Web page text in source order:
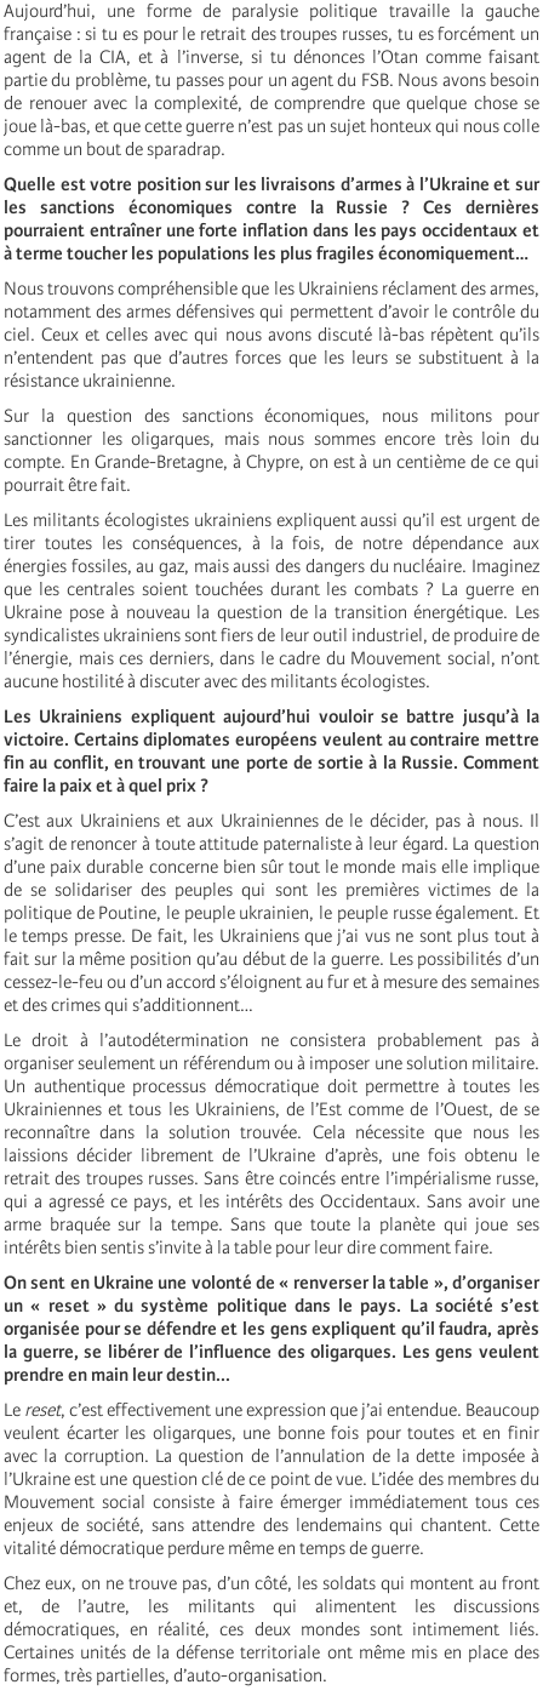
Aujourd’hui, une forme de paralysie politique travaille la gauche
française : si tu es pour le retrait des troupes russes, tu es forcément un
agent de la CIA, et à l’inverse, si tu dénonces l’Otan comme faisant
partie du problème, tu passes pour un agent du FSB. Nous avons besoin
de renouer avec la complexité, de comprendre que quelque chose se
joue là-bas, et que cette guerre n’est pas un sujet honteux qui nous colle
comme un bout de sparadrap.
Quelle est votre position sur les livraisons d’armes à l’Ukraine et sur
les sanctions économiques contre la Russie ? Ces dernières
pourraient entraîner une forte inflation dans les pays occidentaux et
à terme toucher les populations les plus fragiles économiquement…
Nous trouvons compréhensible que les Ukrainiens réclament des armes,
notamment des armes défensives qui permettent d’avoir le contrôle du
ciel. Ceux et celles avec qui nous avons discuté là-bas répètent qu’ils
n’entendent pas que d’autres forces que les leurs se substituent à la
résistance ukrainienne.
Sur la question des sanctions économiques, nous militons pour
sanctionner les oligarques, mais nous sommes encore très loin du
compte. En Grande-Bretagne, à Chypre, on est à un centième de ce qui
pourrait être fait.
Les militants écologistes ukrainiens expliquent aussi qu’il est urgent de
tirer toutes les conséquences, à la fois, de notre dépendance aux
énergies fossiles, au gaz, mais aussi des dangers du nucléaire. Imaginez
que les centrales soient touchées durant les combats ? La guerre en
Ukraine pose à nouveau la question de la transition énergétique. Les
syndicalistes ukrainiens sont fiers de leur outil industriel, de produire de
l’énergie, mais ces derniers, dans le cadre du Mouvement social, n’ont
aucune hostilité à discuter avec des militants écologistes.
Les Ukrainiens expliquent aujourd’hui vouloir se battre jusqu’à la
victoire. Certains diplomates européens veulent au contraire mettre
fin au conflit, en trouvant une porte de sortie à la Russie. Comment
faire la paix et à quel prix ?
C’est aux Ukrainiens et aux Ukrainiennes de le décider, pas à nous. Il
s’agit de renoncer à toute attitude paternaliste à leur égard. La question
d’une paix durable concerne bien sûr tout le monde mais elle implique
de se solidariser des peuples qui sont les premières victimes de la
politique de Poutine, le peuple ukrainien, le peuple russe également. Et
le temps presse. De fait, les Ukrainiens que j’ai vus ne sont plus tout à
fait sur la même position qu’au début de la guerre. Les possibilités d’un
cessez-le-feu ou d’un accord s’éloignent au fur et à mesure des semaines
et des crimes qui s’additionnent…
Le droit à l’autodétermination ne consistera probablement pas à
organiser seulement un référendum ou à imposer une solution militaire.
Un authentique processus démocratique doit permettre à toutes les
Ukrainiennes et tous les Ukrainiens, de l’Est comme de l’Ouest, de se
reconnaître dans la solution trouvée. Cela nécessite que nous les
laissions décider librement de l’Ukraine d’après, une fois obtenu le
retrait des troupes russes. Sans être coincés entre l’impérialisme russe,
qui a agressé ce pays, et les intérêts des Occidentaux. Sans avoir une
arme braquée sur la tempe. Sans que toute la planète qui joue ses
intérêts bien sentis s’invite à la table pour leur dire comment faire.
On sent en Ukraine une volonté de « renverser la table », d’organiser
un « reset » du système politique dans le pays. La société s’est
organisée pour se défendre et les gens expliquent qu’il faudra, après
la guerre, se libérer de l’influence des oligarques. Les gens veulent
prendre en main leur destin...
Le reset, c’est effectivement une expression que j’ai entendue. Beaucoup
veulent écarter les oligarques, une bonne fois pour toutes et en finir
avec la corruption. La question de l’annulation de la dette imposée à
l’Ukraine est une question clé de ce point de vue. L’idée des membres du
Mouvement social consiste à faire émerger immédiatement tous ces
enjeux de société, sans attendre des lendemains qui chantent. Cette
vitalité démocratique perdure même en temps de guerre.
Chez eux, on ne trouve pas, d’un côté, les soldats qui montent au front
et, de l’autre, les militants qui alimentent les discussions
démocratiques, en réalité, ces deux mondes sont intimement liés.
Certaines unités de la défense territoriale ont même mis en place des
formes, très partielles, d’auto-organisation.